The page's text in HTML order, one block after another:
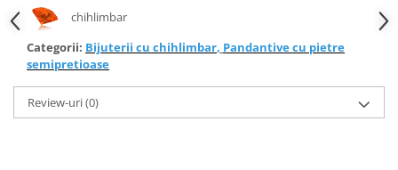
chihlimbar
Categorii: Bijuterii cu chihlimbar, Pandantive cu pietre
semipretioase
Review-uri(0)